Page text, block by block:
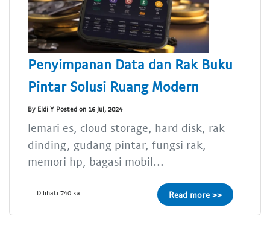
Penyimpanan Data dan Rak Buku
Pintar Solusi Ruang Modern
By Eldi Y Posted on 16 Jul, 2024
lemari es, cloud storage, hard disk, rak
dinding, gudang pintar, fungsi rak,
memori hp, bagasi mobil...
Dilihat: 740 kali Read more >>